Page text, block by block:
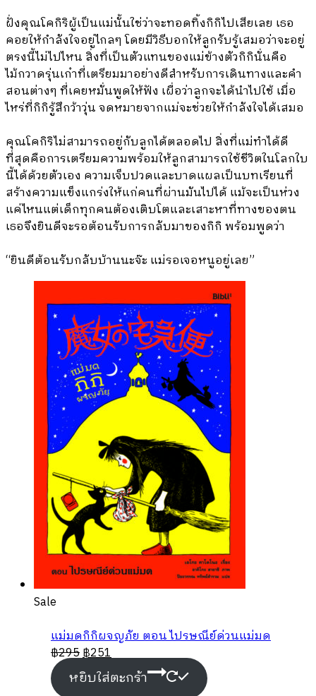
ฝั่งคุณโคกิริผู้เป็นแม่นั้นใช่ว่าจะทอดทิ้งกิกิไปเสียเลย เธอ
คอยให้กำลังใจอยู่ไกลๆ โดยมีวิธีบอกให้ลูกรับรู้เสมอว่าจะอยู่
ตรงนี้ไม่ไปไหน สิ่งที่เป็นตัวแทนของแม่ข้างตัวกิกินั่นคือ
ไม้กวาดรุ่นเก๋าที่เตรียมมาอย่างดีสำหรับการเดินทางและคำ
สอนต่างๆ ที่เคยหมั่นพูดให้ฟัง เผื่อว่าลูกจะได้นำไปใช้ เมื่อ
ไหร่ที่กิกิรู้สึกว้าวุ่น จดหมายจากแม่จะช่วยให้กำลังใจได้เสมอ
คุณโคกิริไม่สามารถอยู่กับลูกได้ตลอดไป สิ่งที่แม่ทำได้ดี
ที่สุดคือการเตรียมความพร้อมให้ลูกสามารถใช้ชีวิตในโลกใบ
นี้ได้ด้วยตัวเอง ความเจ็บปวดและบาดแผลเป็นบทเรียนที่
สร้างความแข็งแกร่งให้แก่คนที่ผ่านมันไปได้ แม้จะเป็นห่วง
แค่ไหนแต่เด็กทุกคนต้องเติบโตและเสาะหาที่ทางของตน
เธอจึงยินดีจะรอต้อนรับการกลับมาของกิกิ พร้อมพูดว่า
“ยินดีต้อนรับกลับบ้านนะจ๊ะ แม่รอเจอหนูอยู่เลย”
Sale
sale
แม่มดกิกิผจญภัย ตอน ไปรษณีย์ด่วนแม่มด
฿295฿251
หยิบใส่ตะกร้า